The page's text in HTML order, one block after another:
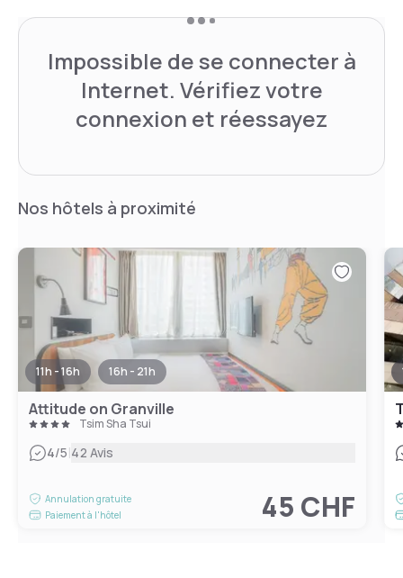
Impossible de se connecter à
Internet. Vérifiez votre
connexion et réessayez
Nos hôtels à proximité
11h - 16h 16h - 21h
Attitude on Granville
Tsim Sha Tsui
4/5|42 Avis
Annulation gratuite
Paiement à l'hôtel
45 CHF